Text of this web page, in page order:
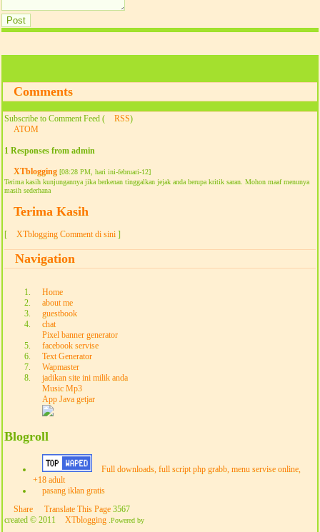
Comments
Subscribe to Comment Feed ( RSS)
ATOM
1 Responses from admin
XTblogging [08:28 PM, hari ini-februari-12]
Terima kasih kunjungannya jika berkenan tinggalkan jejak anda berupa kritik saran. Mohon maaf menunya
masih sederhana
Terima Kasih
[ XTblogging Comment di sini ]
Navigation
Home
about me
guestbook
chat
Pixel banner generator
facebook servise
Text Generator
Wapmaster
jadikan site ini milik anda
Music Mp3
App Java getjar
Blogroll
Full downloads, full script php grabb, menu servise online,
+18 adult
pasang iklan gratis
Share
Translate This Page 3567
created © 2011
XTblogging Powered by